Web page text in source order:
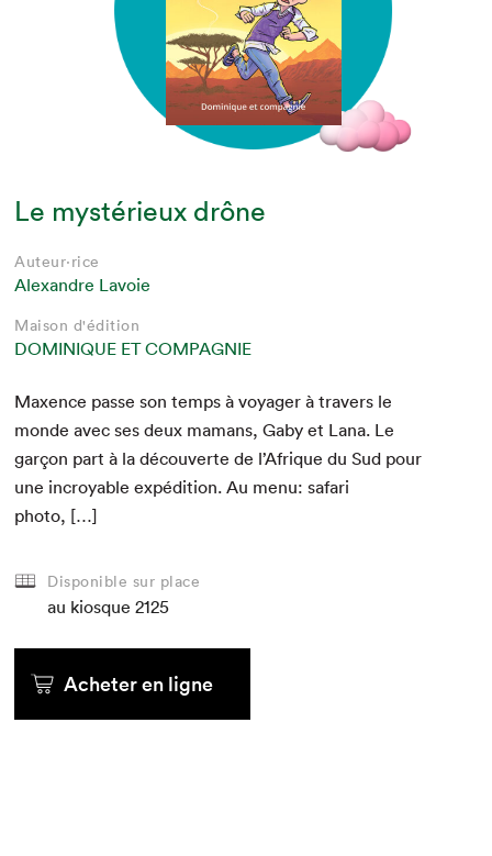
Le mystérieux drône
Auteur·rice
Alexandre Lavoie
Maison d'édition
DOMINIQUE ET COMPAGNIE
Max­ence passe son temps à voy­ager à tra­vers le
monde avec ses deux mamans, Gaby et Lana. Le
garçon part à la décou­verte de l’Afrique du Sud pour
une incroy­able expédi­tion. Au menu: safari
photo, […]
Disponible sur place
au kiosque 2125
Acheter en ligne